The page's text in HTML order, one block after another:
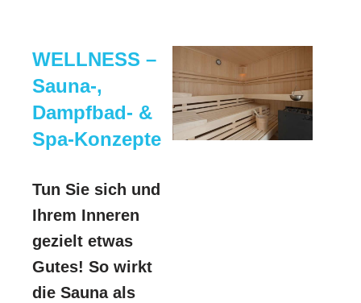
WELLNESS –
Sauna-,
Dampfbad- &
Spa-Konzepte
Tun Sie sich und
Ihrem Inneren
gezielt etwas
Gutes! So wirkt
die Sauna als